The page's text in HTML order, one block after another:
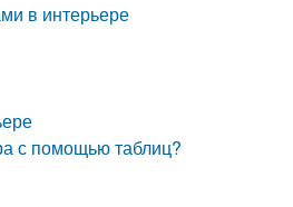
в интерьере
с помощью таблиц?